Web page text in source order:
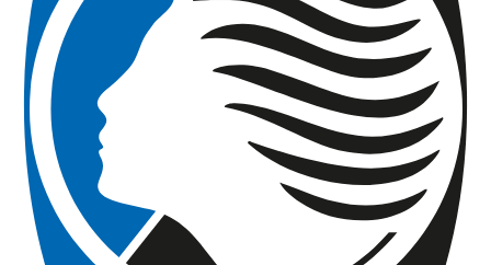
Equipo
FC Internazionale MilanoCalendario y dónde ver ·
Milan
Equipo
Juventus FC
Calendario y dónde ver · Turin
Equipo
SS Lazio
Calendario y dónde ver · Rome
EquipoUS Lecce
Calendario y dónde ver · Lecce
EquipoAC Milan
Cuándo juega el Milan: hora y dónde ver
Equipo
Calendario y dónde ver · Pisa
Equipo
Calendario y dónde ver · Sassuolo
Equipo
Calendario y dónde ver · Naples
EquipoParma Calcio 1913
Calendario y dónde ver · Parma
Equipo
AS RomaCalendario y dónde ver · Rome
Equipo
Torino FC
Calendario y dónde ver · Turin
Equipo
Udinese CalcioCalendario y dónde ver · Udine